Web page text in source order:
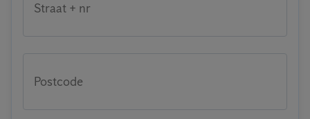
Straat + nr
Postcode